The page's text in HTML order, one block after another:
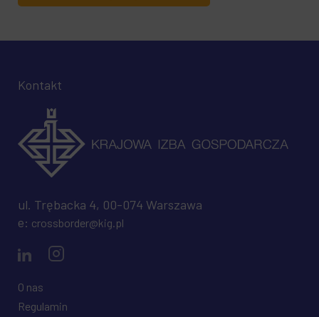
Kontakt
ul. Trębacka 4, 00-074 Warszawa
e: crossborder@kig.pl
O nas
Regulamin